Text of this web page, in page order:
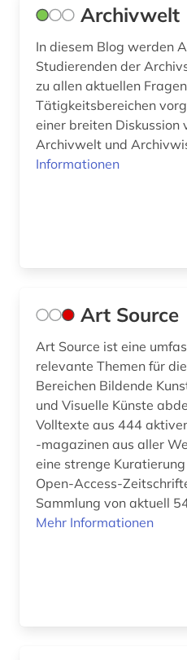
indigenes volk (1)
industrie (1)
industriedesign (1)
informatik (1)
ingenieurswesen (1)
innsbruck (1)
inventar (1)
irland (1)
Archivwelt
In diesem Blog werden
Studierenden der
zu allen aktuellen
Tätigkeitsbereichen
einer breiten Diskussion
Archivwelt und
Informationen
Art Source
Art Source ist eine
relevante Themen für
Bereichen Bildende
und Visuelle Künste
Volltexte aus 444
-magazinen aus aller Welt. Art Source
eine strenge
Open-Access-
Sammlung von aktuell
Mehr Informationen